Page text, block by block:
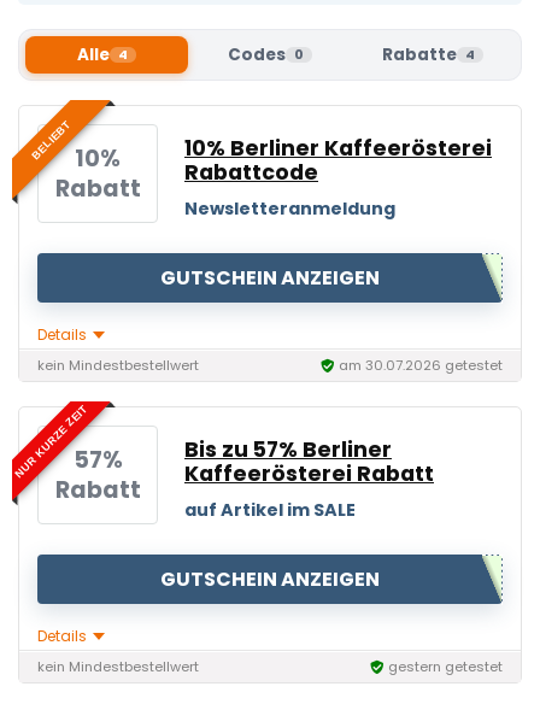
Alle 4 Codes 0 Rabatte 4
BELIEBT10%
Rabatt
10% Berliner Kaffeerösterei
Rabattcode
Newsletteranmeldung
GUTSCHEIN ANZEIGEN
Details
kein Mindestbestellwert am 30.07.2026 getestet
NUR KURZE ZEIT57%
Rabatt
Bis zu 57% Berliner
Kaffeerösterei Rabatt
auf Artikel im SALE
GUTSCHEIN ANZEIGEN
Details
kein Mindestbestellwert gestern getestet